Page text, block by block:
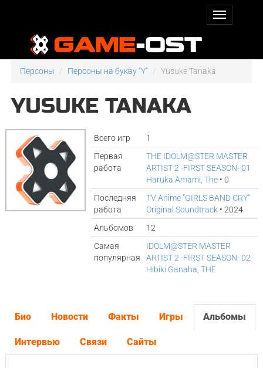
Персоны Персоны на букву "Y" Yusuke Tanaka
YUSUKE TANAKA
Всего игр
1
Первая
работа
THE IDOLM@STER MASTER
ARTIST 2 -FIRST SEASON- 01
Haruka Amami, The • 0
Последняя
работа
TV Anime "GIRLS BAND CRY"
Original Soundtrack • 2024
Альбомов
12
Самая
популярная
IDOLM@STER MASTER
ARTIST 2 -FIRST SEASON- 02
Hibiki Ganaha, THE
Био Новости Факты Игры Альбомы
Интервью Связи Сайты